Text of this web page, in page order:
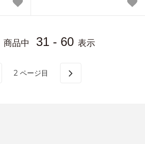
商品中 31 - 60 表示
2 ページ目